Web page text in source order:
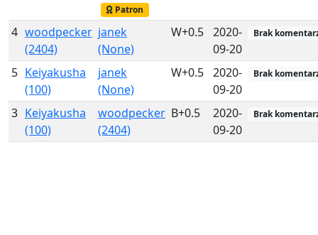
Patron
4 woodpecker
(2404)
janek
(None)
W+0.5 2020-
09-20
Brak
5 Keiyakusha
(100)
janek
(None)
W+0.5 2020-
09-20
Brak
3 Keiyakusha
(100)
woodpecker
(2404)
B+0.5
2020-
09-20
Brak